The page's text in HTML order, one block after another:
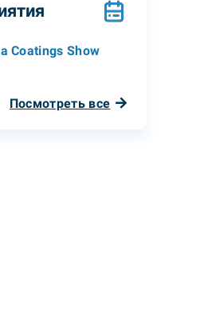
Coatings Show
Посмотреть все